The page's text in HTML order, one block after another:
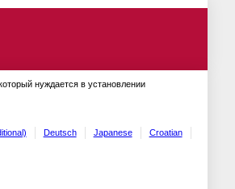
нуждается в установлении
Deutsch Japanese
Croatian